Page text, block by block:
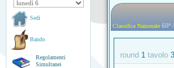
Sedi
Bando
Regolamenti
Simultanei
Classifica Nazionale 60ª
round 1 tavolo 3